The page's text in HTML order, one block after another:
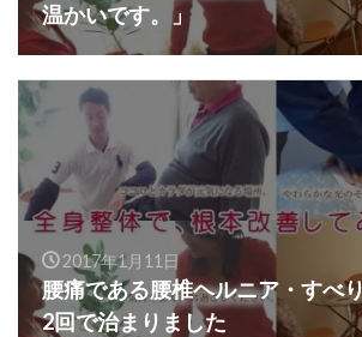
温かいです。」
2017年1月11日
腰痛である腰椎ヘルニア・すべ
2回で治まりました